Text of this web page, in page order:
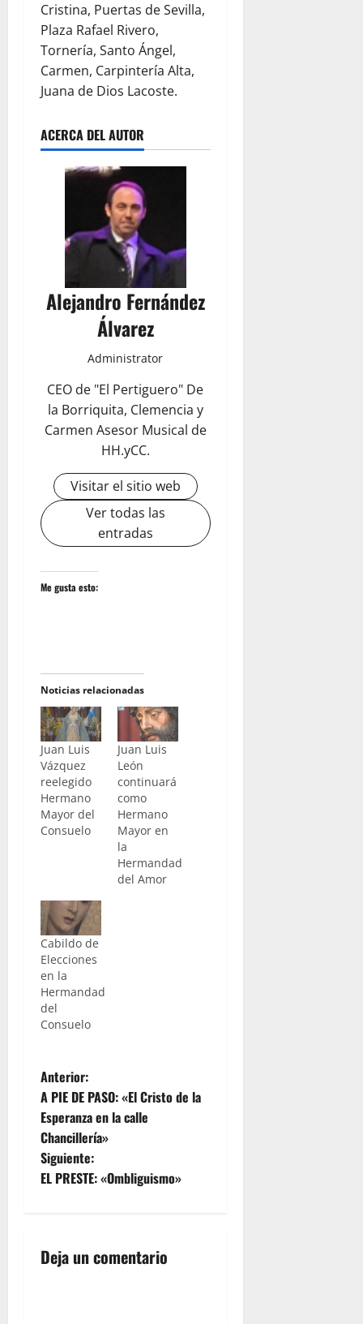
Cristina, Puertas de Sevilla,
Plaza Rafael Rivero,
Tornería, Santo Ángel,
Carmen, Carpintería Alta,
Juana de Dios Lacoste.
ACERCA DEL AUTOR
Alejandro Fernández
Álvarez
Administrator
CEO de "El Pertiguero" De
la Borriquita, Clemencia y
Carmen Asesor Musical de
HH.yCC.
Visitar el sitio web
Ver todas las
entradas
Me gusta esto:
Noticias relacionadas
Juan Luis
Vázquez
reelegido
Hermano
Mayor del
Consuelo
Juan Luis
León
continuará
como
Hermano
Mayor en
la
Hermandad
del Amor
Cabildo de
Elecciones
en la
Hermandad
del
Consuelo
N
a
v
e
a
Anterior:
A PIE DE PASO: «El Cristo de la
Esperanza en la calle
Chancillería»
Siguiente:
EL PRESTE: «Ombliguismo»
Deja un comentario